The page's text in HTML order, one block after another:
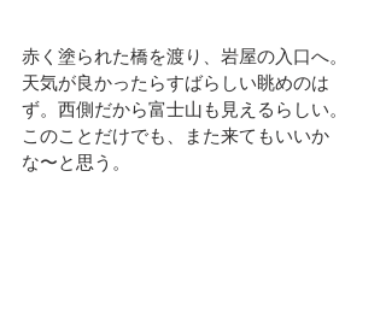
赤く塗られた橋を渡り、岩屋の入口へ。
天気が良かったらすばらしい眺めのは
ず。西側だから富士山も見えるらしい。
このことだけでも、また来てもいいか
な〜と思う。